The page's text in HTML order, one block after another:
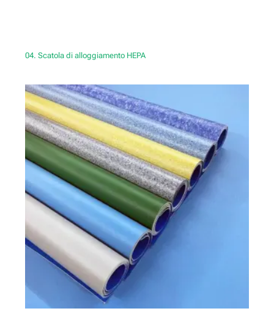
04. Scatola di alloggiamento HEPA